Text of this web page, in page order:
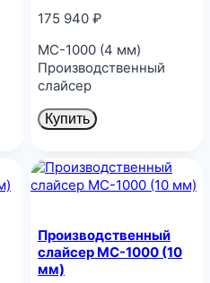
175 940 ₽
MC-1000 (4 мм)
Производственный
слайсер
Купить
Производственный
слайсер MC-1000 (10
мм)